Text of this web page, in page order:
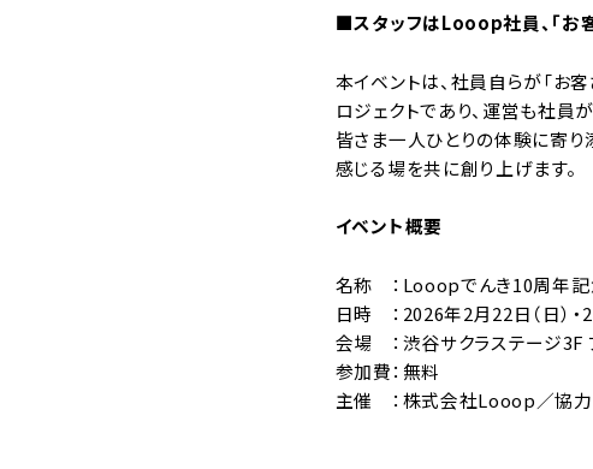
■スタッフはLooop社員、「お
本イベントは、社員自らが「お
ロジェクトであり、運営も社員
皆さま一人ひとりの体験に寄り
感じる場を共に創り上げます。
イベント概要
名称 ：Looopでんき10周年記
日時 ：2026年2月22日（日）・
会場 ：渋谷サクラステージ
参加費：無料
主催 ：株式会社Looop／協力